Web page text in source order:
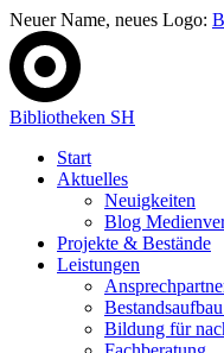
Neuer Name, neues Logo:
Bibliotheken SH
Start
Aktuelles
Neuigkeiten
Blog
Projekte & Bestände
Leistungen
Bildung für